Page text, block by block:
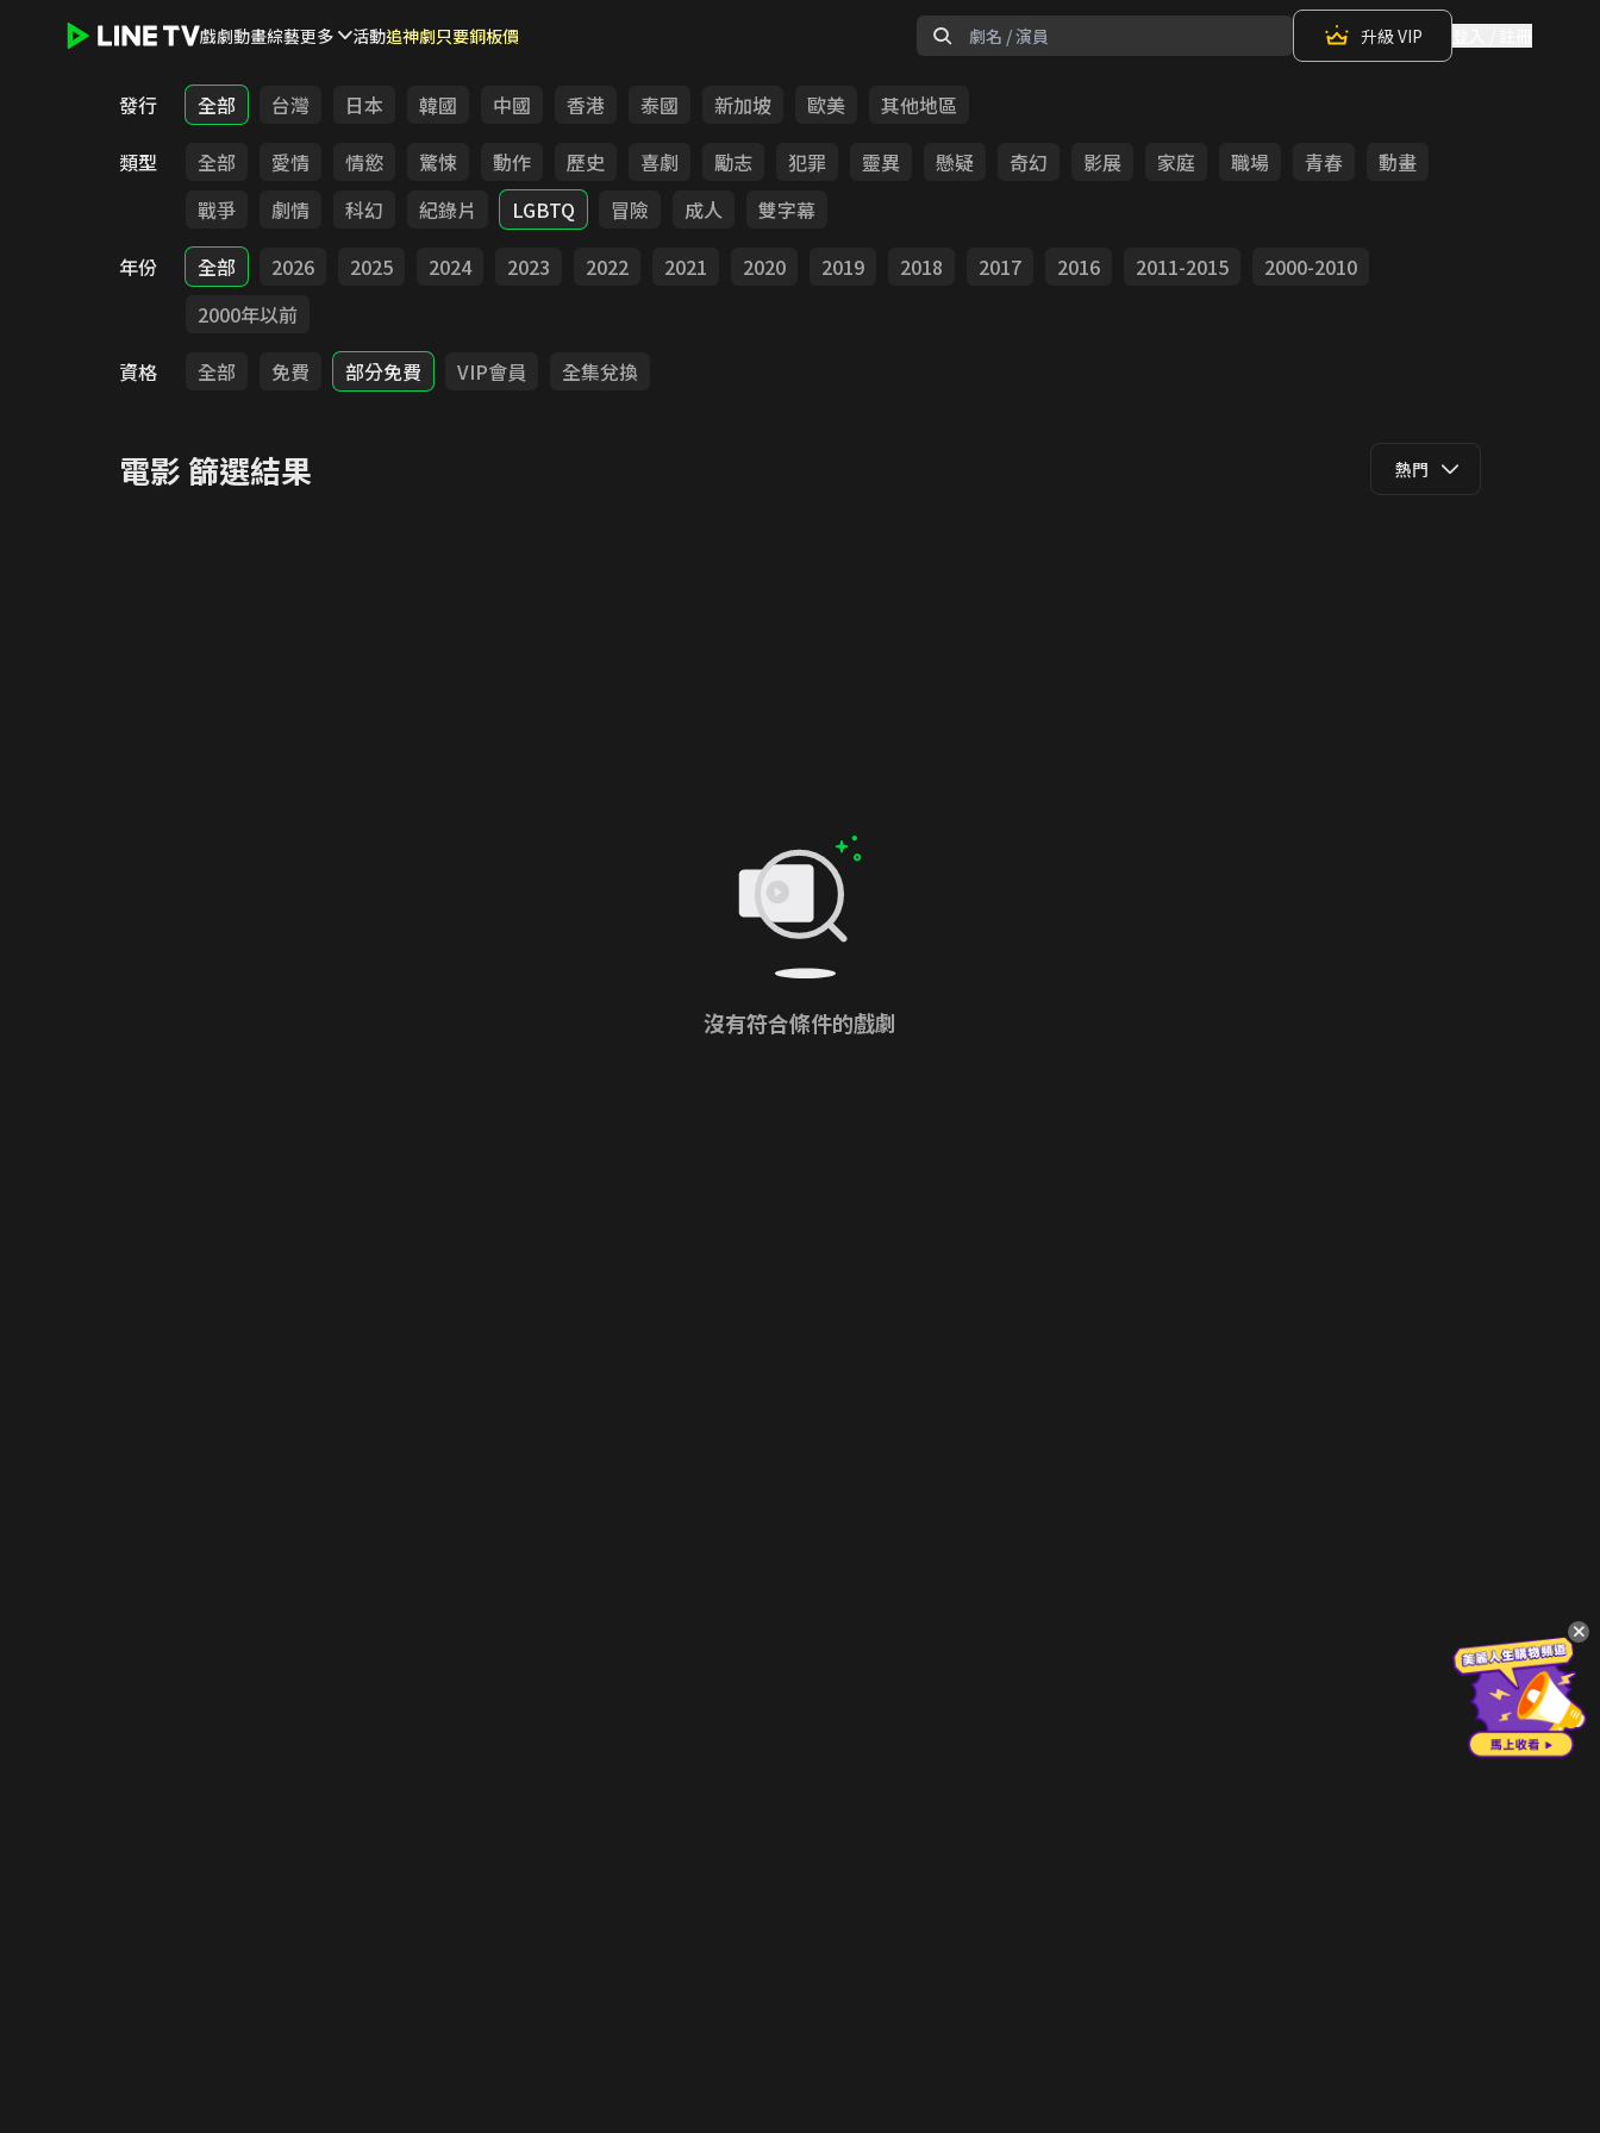
戲劇動畫綜藝更多 活動追神劇只要銅板價 升級 VIP
發行 全部 台灣 日本 韓國 中國 香港 泰國 新加坡 歐美
其他地區
類型
全部 愛情 情慾 驚悚 動作 歷史 喜劇 勵志 犯罪 靈異 懸疑 奇幻 影展 家庭 職場 青春
動畫
戰爭
劇情 科幻 紀錄片 LGBTQ 冒險 成人
雙字幕
年份
全部 2026 2025 2024 2023 2022 2021 2020 2019 2018 2017 2016 2011-2015
2000-2010
2000年以前
資格
全部 免費 部分免費 VIP會員 全集兌換
電影 篩選結果 熱門
沒有符合條件的戲劇